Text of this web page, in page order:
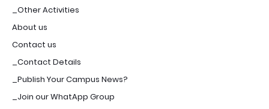
_Other Activities
About us
Contact us
_Contact Details
_Publish Your Campus News?
_Join our WhatApp Group